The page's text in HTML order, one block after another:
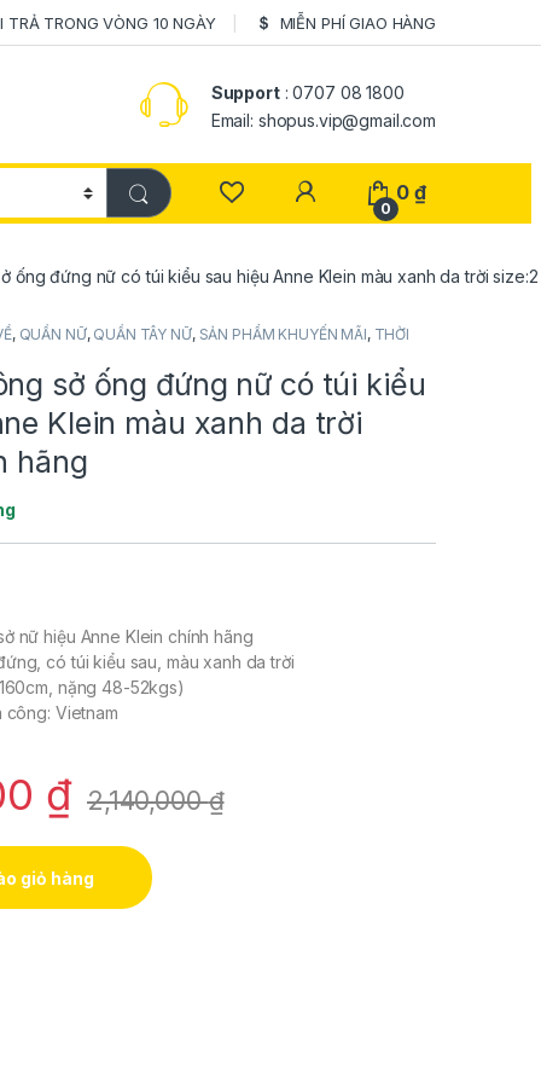
TRẢ TRONG VÒNG 10 NGÀY MIỄN PHÍ GIAO HÀNG
Support: 0707 08 1800
Email: shopus.vip@gmail.com
0
0₫
ống đứng nữ có túi kiểu sau hiệu Anne Klein màu xanh da trời
, QUẦN NỮ, QUẦN TÂY NỮ, SẢN PHẨM KHUYẾN MÃI, THỜI
sở ống đứng nữ có túi kiểu
Klein màu xanh da trời
hãng
nữ hiệu Anne Klein chính hãng
có túi kiểu sau, màu xanh da trời
nặng 48-52kgs)
công: Vietnam
₫ 2,140,000₫
giỏ hàng